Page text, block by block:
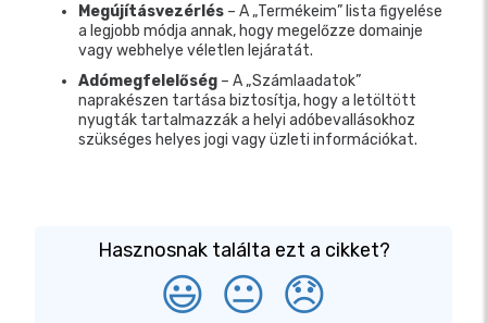
Megújításvezérlés – A „Termékeim” lista figyelése
a legjobb módja annak, hogy megelőzze domainje
vagy webhelye véletlen lejáratát.
Adómegfelelőség – A „Számlaadatok”
naprakészen tartása biztosítja, hogy a letöltött
nyugták tartalmazzák a helyi adóbevallásokhoz
szükséges helyes jogi vagy üzleti információkat.
Hasznosnak találta ezt a cikket?
😃 😐 😞